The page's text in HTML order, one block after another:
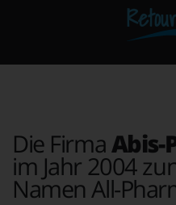
Die Firma Abis-
im Jahr 2004
Namen All-